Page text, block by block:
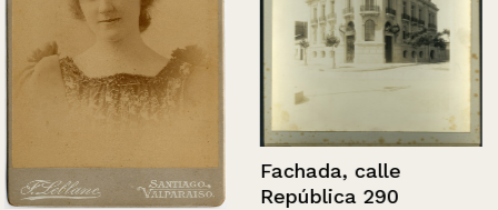
Fachada, calle
República 290